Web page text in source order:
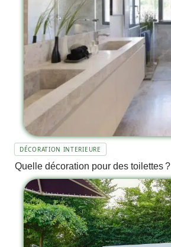
DÉCORATION INTERIEURE
Quelle décoration pour des toilettes ?